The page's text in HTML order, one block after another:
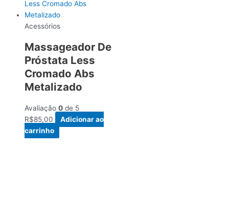
Acessórios
Massageador De
Próstata Less
Cromado Abs
Metalizado
Avaliação 0 de 5
R$85,00
Adicionar ao
carrinho